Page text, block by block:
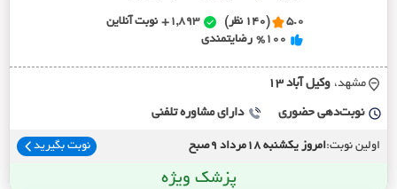
5.0 (140 نظر) 1,893+
نوبت آنلاین
%100 رضایتمندی
مشهد، وکيل آباد 13
نوبت‌دهی حضوری دارای مشاوره تلفنی
اولین نوبت:امروز یکشنبه 18مرداد 9صبح نوبت بگیرید
پزشک ویژه